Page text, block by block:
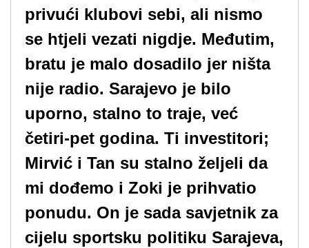
privući klubovi sebi, ali nismo
se htjeli vezati nigdje. Međutim,
bratu je malo dosadilo jer ništa
nije radio. Sarajevo je bilo
uporno, stalno to traje, već
četiri-pet godina. Ti investitori;
Mirvić i Tan su stalno željeli da
mi dođemo i Zoki je prihvatio
ponudu. On je sada savjetnik za
cijelu sportsku politiku Sarajeva,